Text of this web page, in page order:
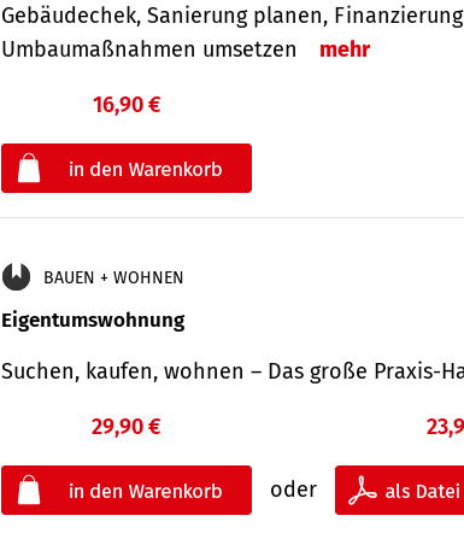
Gebäudechek, Sanierung planen,
Umbaumaßnahmen umsetzen
mehr
16,90 €
BAUEN + WOHNEN
Eigentumswohnung
Suchen, kaufen, wohnen – Das große Praxis-
29,90 €
oder